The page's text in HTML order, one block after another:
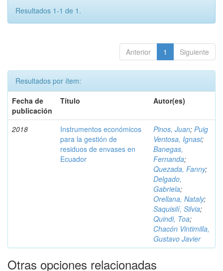
Resultados 1-1 de 1.
Anterior 1 Siguiente
Resultados por ítem:
Fecha de
publicación
Título Autor(es)
2018
Instrumentos económicos
para la gestión de
residuos de envases en
Ecuador
Pinos, Juan; Puig
Ventosa, Ignasi;
Banegas,
Fernanda;
Quezada, Fanny;
Delgado,
Gabriela;
Orellana, Nataly;
Saquisilí, Silvia;
Quindi, Toa;
Chacón Vintimilla,
Gustavo Javier
Otras opciones relacionadas